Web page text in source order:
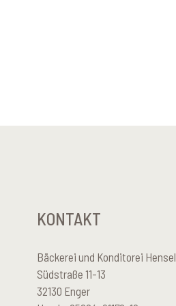
KONTAKT
Bäckerei und Konditorei
Südstraße 11-13
32130 Enger